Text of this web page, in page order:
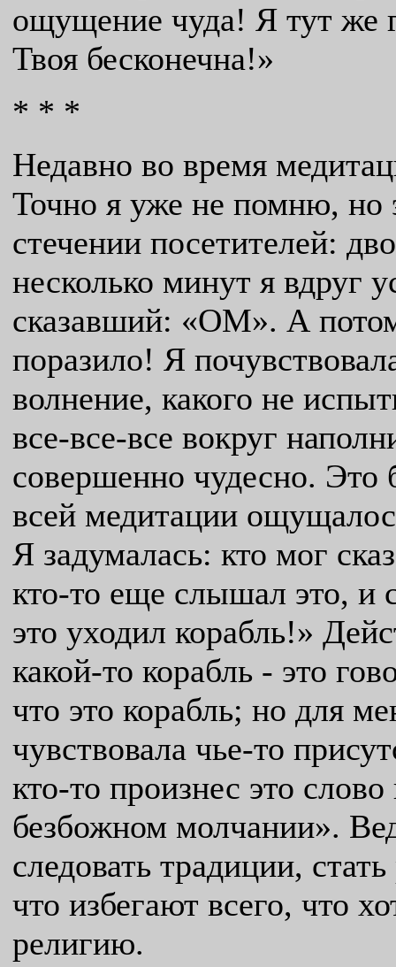
ощущение чуда! Я тут же
Твоя бесконечна!»
* * *
Недавно во время
Точно я уже не помню, но
стечении посетителей:
несколько минут я вдруг
сказавший: «ОМ». А
поразило! Я
волнение, какого не
все-все-все вокруг
совершенно чудесно. Это
всей медитации
Я задумалась: кто мог
кто-то еще слышал это, и
это уходил корабль!»
какой-то корабль - это
что это корабль; но для
чувствовала чье-то
кто-то произнес это
безбожном молчании».
следовать традиции,
что избегают всего, что
религию.